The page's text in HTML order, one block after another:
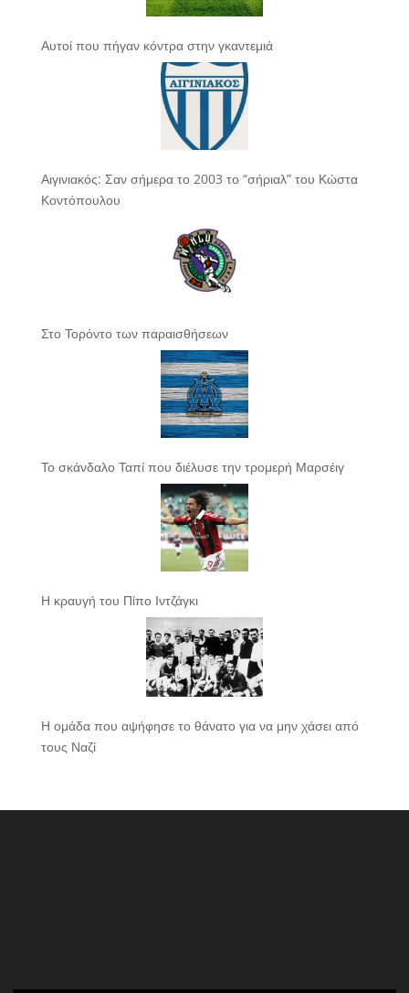
Αυτοί που πήγαν κόντρα στην γκαντεμιά
Αιγινιακός: Σαν σήμερα το 2003 το “σήριαλ” του Κώστα
Κοντόπουλου
Στο Τορόντο των παραισθήσεων
Το σκάνδαλο Ταπί που διέλυσε την τρομερή Μαρσέιγ
Η κραυγή του Πίπο Ιντζάγκι
Η ομάδα που αψήφησε το θάνατο για να μην χάσει από
τους Ναζί